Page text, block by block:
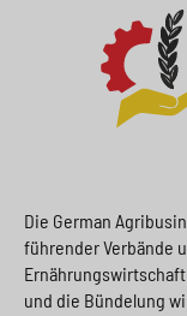
Die German
führender Verbände
und die Bündelung